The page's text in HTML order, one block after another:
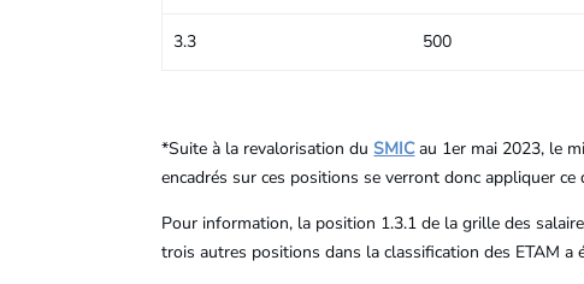
3.3 500
*Suite à la revalorisation duSMICau 1er mai 2023, le
encadrés sur ces positions se verront donc appliquer
Pour information, la position 1.3.1 de la grille des
trois autres positions dans la classification des ETAM a